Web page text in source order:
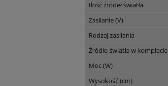
Ilość źródeł światła
Zasilanie (V)
Rodzaj zasilania
Źródło światła w komplecie
Moc (W)
Wysokość (cm)